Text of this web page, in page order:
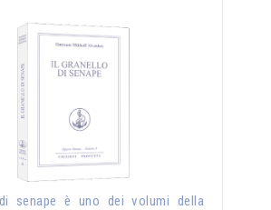
senape è uno dei volumi della